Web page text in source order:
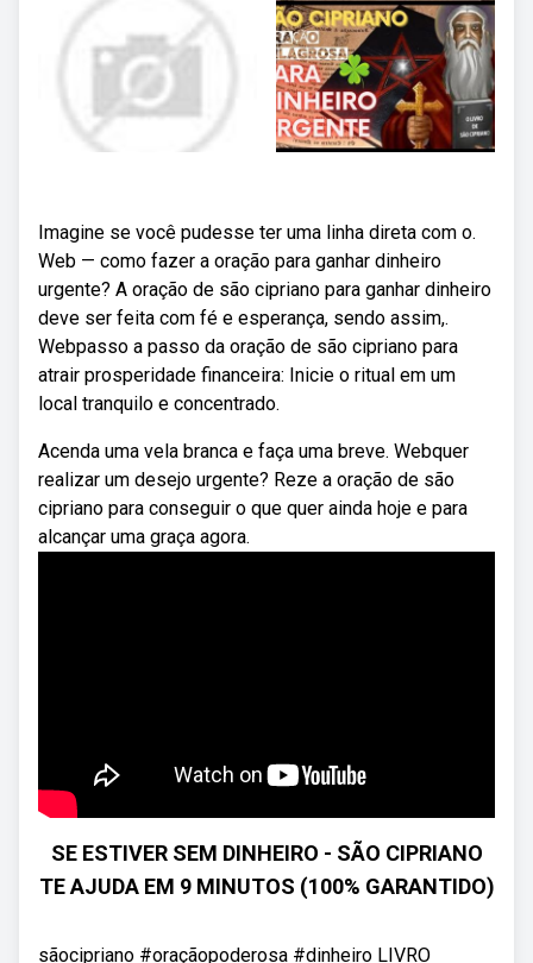
Imagine se você pudesse ter uma linha direta com o.
Web — como fazer a oração para ganhar dinheiro
urgente? A oração de são cipriano para ganhar dinheiro
deve ser feita com fé e esperança, sendo assim,.
Webpasso a passo da oração de são cipriano para
atrair prosperidade financeira: Inicie o ritual em um
local tranquilo e concentrado.
Acenda uma vela branca e faça uma breve. Webquer
realizar um desejo urgente? Reze a oração de são
cipriano para conseguir o que quer ainda hoje e para
alcançar uma graça agora.
SE ESTIVER SEM DINHEIRO - SÃO CIPRIANO
TE AJUDA EM 9 MINUTOS (100% GARANTIDO)
sãocipriano #oraçãopoderosa #dinheiro LIVRO